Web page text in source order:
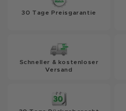
30 Tage Preisgarantie
Schneller & kostenloser
Versand